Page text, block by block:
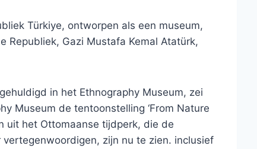
Türkiye, ontworpen als een museum,
Republiek, Gazi Mustafa Kemal Atatürk,
in het Ethnography Museum, zei
Museum de tentoonstelling ‘From Nature
uit het Ottomaanse tijdperk, die de
zijn nu te zien. inclusief